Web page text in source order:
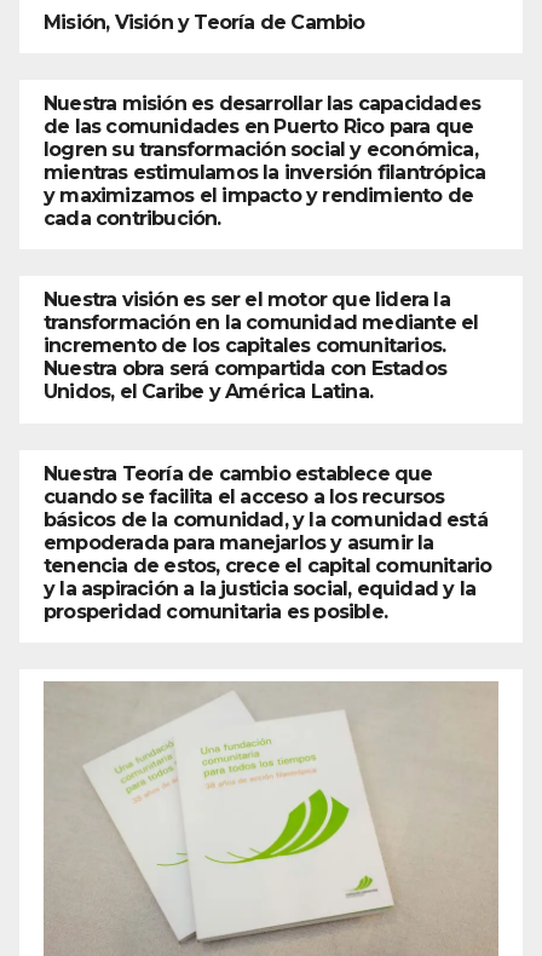
Misión, Visión y Teoría de Cambio
Nuestra misión es desarrollar las capacidades
de las comunidades en Puerto Rico para que
logren su transformación social y económica,
mientras estimulamos la inversión filantrópica
y maximizamos el impacto y rendimiento de
cada contribución.
Nuestra visión es ser el motor que lidera la
transformación en la comunidad mediante el
incremento de los capitales comunitarios.
Nuestra obra será compartida con Estados
Unidos, el Caribe y América Latina.
Nuestra Teoría de cambio establece que
cuando se facilita el acceso a los recursos
básicos de la comunidad, y la comunidad está
empoderada para manejarlos y asumir la
tenencia de estos, crece el capital comunitario
y la aspiración a la justicia social, equidad y la
prosperidad comunitaria es posible.